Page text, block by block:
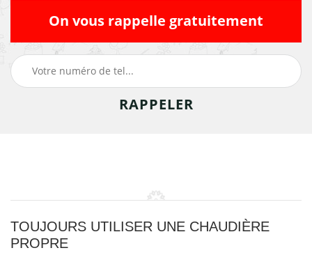
On vous rappelle gratuitement
TOUJOURS UTILISER UNE CHAUDIÈRE
PROPRE